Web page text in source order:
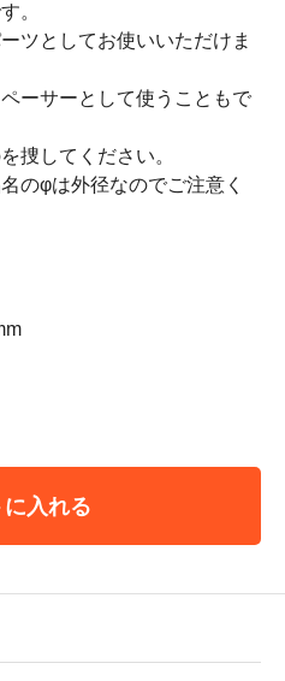
。
ツとしてお使いいただけま
ーサーとして使うこともで
捜してください。
のφは外径なのでご注意く
に入れる